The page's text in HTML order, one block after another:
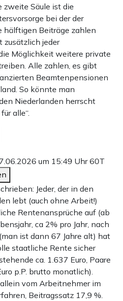
zweite Säule ist die
bei der der
hälftigen Beiträge zahlen
zusätzlich jeder
Möglichkeit weitere private
Alle zahlen, es gibt
Beamtenpensionen
So könnte man
Niederlanden herrscht
alle“.
um 15:49 Uhr60T
Jeder, der in den
lebt (auch ohne Arbeit!)
Rentenansprüche auf (ab
ca 2% pro Jahr, nach
ist dann 67 Jahre alt) hat
staatliche Rente sicher
ca. 1.637 Euro, Paare
p.P. brutto monatlich).
vom Arbeitnehmer im
Beitragssatz 17,9 %.